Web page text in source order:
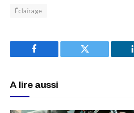
Éclairage
Facebook Twitter
A lire aussi